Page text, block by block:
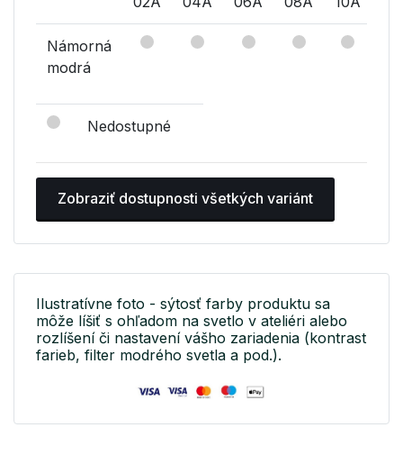
Námorná
modrá
Nedostupné
Zobraziť dostupnosti všetkých variánt
Ilustratívne foto - sýtosť farby produktu sa
môže líšiť s ohľadom na svetlo v ateliéri alebo
rozlíšení či nastavení vášho zariadenia (kontrast
farieb, filter modrého svetla a pod.).